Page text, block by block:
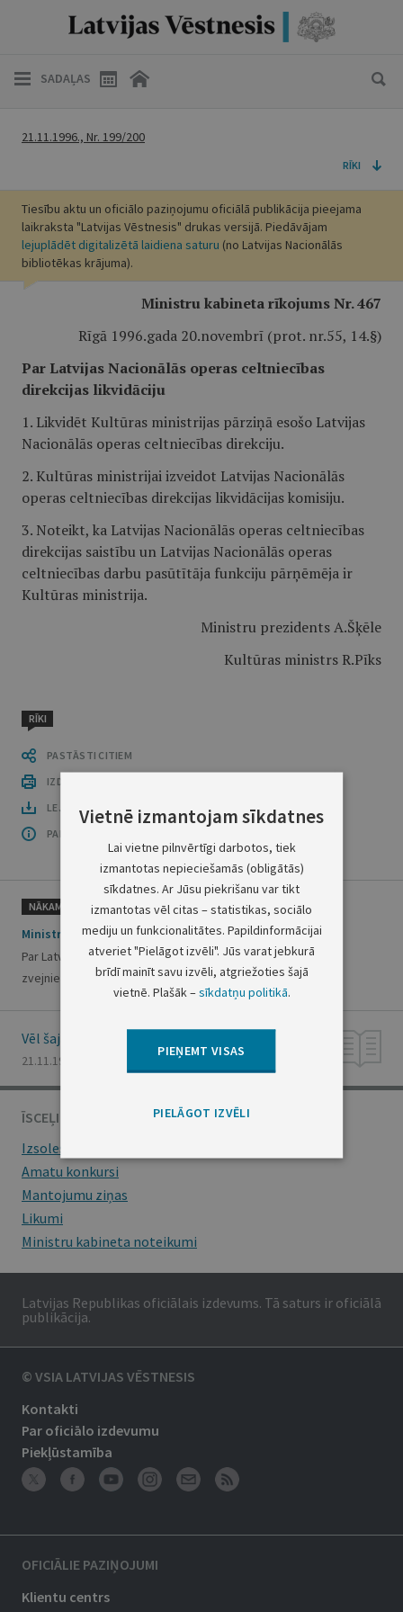
SADAĻAS
21.11.1996., Nr. 199/200
RĪKI
Tiesību aktu un oficiālo paziņojumu oficiālā publikācija pieejama
laikraksta "Latvijas Vēstnesis" drukas versijā. Piedāvājam
lejuplādēt digitalizētā laidiena saturu (no Latvijas Nacionālās
bibliotēkas krājuma).
Ministru kabineta rīkojums Nr. 467
Rīgā 1996.gada 20.novembrī (prot. nr.55, 14.§)
Par Latvijas Nacionālās operas celtniecības
direkcijas likvidāciju
1. Likvidēt Kultūras ministrijas pārziņā esošo Latvijas
Nacionālās operas celtniecības direkciju.
2. Kultūras ministrijai izveidot Latvijas Nacionālās
operas celtniecības direkcijas likvidācijas komisiju.
3. Noteikt, ka Latvijas Nacionālās operas celtniecības
direkcijas saistību un Latvijas Nacionālās operas
celtniecības darbu pasūtītāja funkciju pārņēmēja ir
Kultūras ministrija.
Ministru prezidents A.Šķēle
Kultūras ministrs R.Pīks
RĪKI
PASTĀSTI CITIEM
IZDRUKĀT PUBLIKĀCIJU
LEJUPLĀDĒT LAIDIENU (PDF)
PAR OFICIĀLO IZDEVUMU
NĀKAMAIS
Ministru kabineta rīkojums nr. 468
Par Latvijas Republikas un Eiropas kopienas I protokolu par
zvejniecības kopuzņēmumu izveidošanu
Vēl šajā numurā
21.11.1996., Nr. 199/200
ĪSCEĻI
Izsoles
Amatu konkursi
Mantojumu ziņas
Likumi
Ministru kabineta noteikumi
Latvijas Republikas oficiālais izdevums. Tā saturs ir oficiālā
publikācija.
© VSIA LATVIJAS VĒSTNESIS
Kontakti
Par oficiālo izdevumu
Piekļūstamība
OFICIĀLIE PAZIŅOJUMI
Klientu centrs
Vietnē izmantojam sīkdatnes
Lai vietne pilnvērtīgi darbotos, tiek
izmantotas nepieciešamās (obligātās)
sīkdatnes. Ar Jūsu piekrišanu var tikt
izmantotas vēl citas – statistikas, sociālo
mediju un funkcionalitātes. Papildinformācijai
atveriet "Pielāgot izvēli". Jūs varat jebkurā
brīdī mainīt savu izvēli, atgriežoties šajā
vietnē. Plašāk –sīkdatņu politikā.
PIEŅEMT VISAS
PIELĀGOT IZVĒLI